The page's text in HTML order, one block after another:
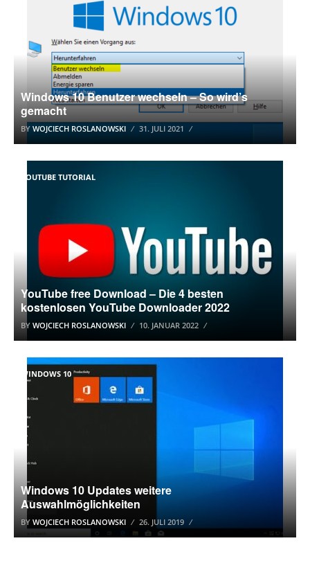
Windows 10 Benutzer wechseln – So wird’s
gemacht
BY WOJCIECH ROSLANOWSKI 31. JULI 2021
YOUTUBE TUTORIAL
YouTube free Download – Die 4 besten
kostenlosen YouTube Downloader 2022
BY WOJCIECH ROSLANOWSKI 10. JANUAR 2022
WINDOWS 10
Windows 10 Updates weitere
Auswahlmöglichkeiten
BY WOJCIECH ROSLANOWSKI 26. JULI 2019